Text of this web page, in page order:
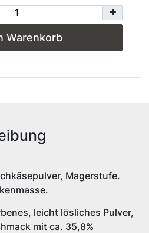
Warenkorb
Magerstufe.
leicht lösliches Pulver,
mit ca. 35,8%